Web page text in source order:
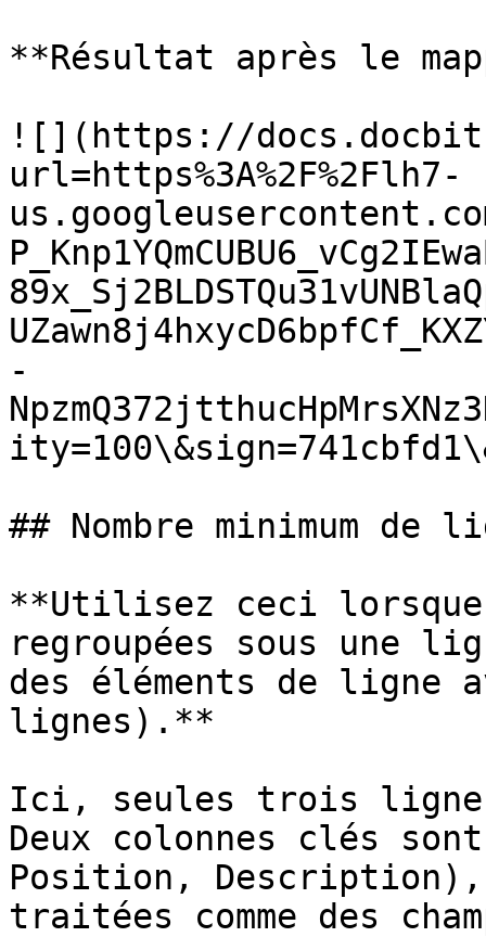
**Résultat après le
![](https://
url=https%3A%2F%2Flh7-
-
## Nombre minimum de
**Utilisez ceci
regroupées sous une
des éléments de ligne
lignes).**
Ici, seules trois
Deux colonnes clés
Position,
traitées comme des